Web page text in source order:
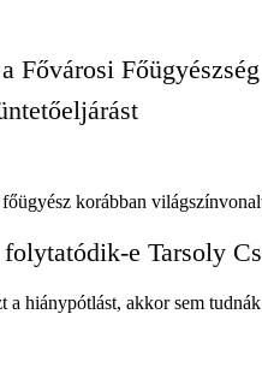
Fővárosi
korábban
e Tarsoly
a hiánypótlást, akkor sem